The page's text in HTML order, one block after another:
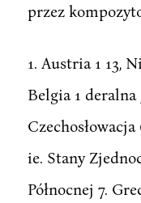
przez
1. Austria 1 13,
Belgia 1 deralna
ie. Stany
Północnej 7.